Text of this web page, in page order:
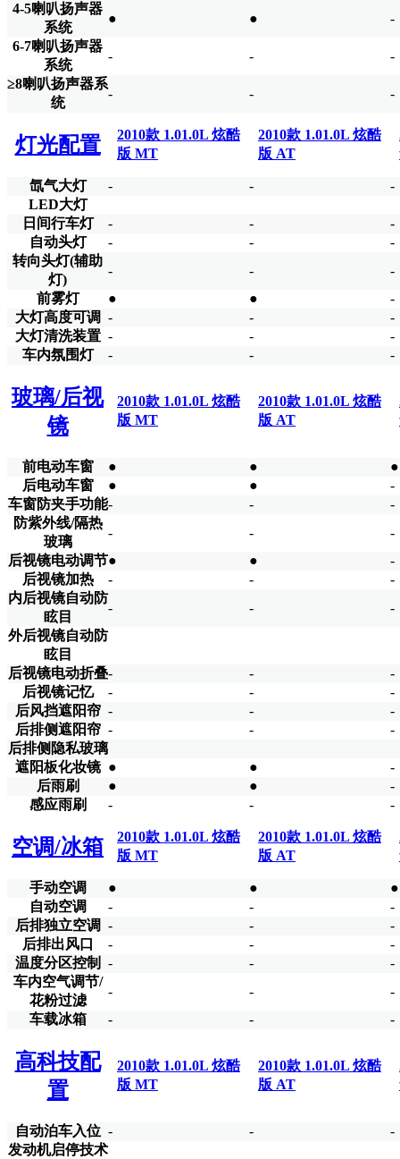
4-5喇叭扬声器
系统
● ●
-
6-7喇叭扬声器
系统
- -
-
≥8喇叭扬声器系
统
- - -
灯光配置
2010款 1.01.0L 炫酷
版 MT
2010款 1.01.0L 炫酷
版 AT
氙气大灯 - -
-
LED大灯
日间行车灯
- -
-
自动头灯
- -
-
转向头灯(辅助
灯)
- -
-
前雾灯
● ●
-
大灯高度可调 - -
-
大灯清洗装置 - -
-
车内氛围灯
- - -
玻璃/后视
镜
2010款 1.01.0L 炫酷
版 MT
2010款 1.01.0L 炫酷
版 AT
前电动车窗 ● ●
●
后电动车窗
● ●
-
车窗防夹手功能- -
-
防紫外线/隔热
玻璃
- -
-
后视镜电动调节● ●
-
后视镜加热
- -
-
内后视镜自动防
眩目
- -
-
外后视镜自动防
眩目
后视镜电动折叠- -
-
后视镜记忆
- -
-
后风挡遮阳帘 - -
-
后排侧遮阳帘 - -
-
后排侧隐私玻璃
遮阳板化妆镜 ● ●
-
后雨刷
● ●
-
感应雨刷
- - -
空调/冰箱
2010款 1.01.0L 炫酷
版 MT
2010款 1.01.0L 炫酷
版 AT
手动空调 ● ●
●
自动空调
- -
-
后排独立空调 - -
-
后排出风口
- -
-
温度分区控制
- -
-
车内空气调节/
花粉过滤
- -
-
车载冰箱
- - -
高科技配
置
2010款 1.01.0L 炫酷
版 MT
2010款 1.01.0L 炫酷
版 AT
自动泊车入位 - -
-
发动机启停技术